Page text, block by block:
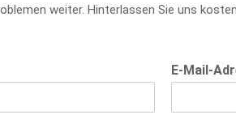
weiter. Hinterlassen Sie uns
E-Mail-